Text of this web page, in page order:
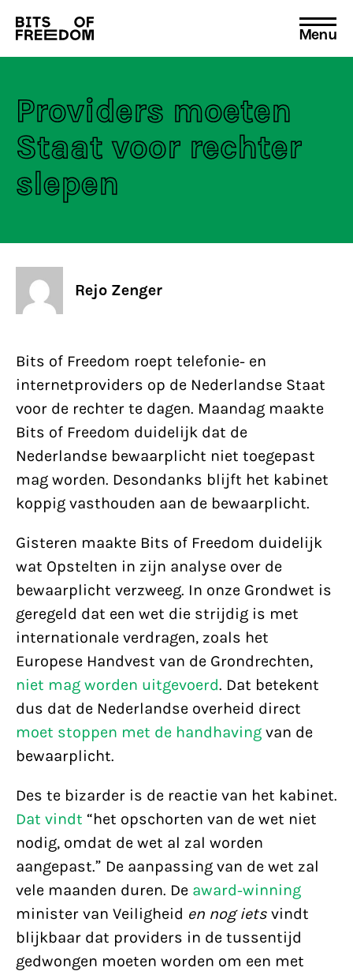
Search
for:
Menu
Providers moeten
Staat voor rechter
slepen
Rejo Zenger
Bits of Freedom roept telefonie- en
internetproviders op de Nederlandse Staat
voor de rechter te dagen. Maandag maakte
Bits of Freedom duidelijk dat de
Nederlandse bewaarplicht niet toegepast
mag worden. Desondanks blijft het kabinet
koppig vasthouden aan de bewaarplicht.
Gisteren maakte Bits of Freedom duidelijk
wat Opstelten in zijn analyse over de
bewaarplicht verzweeg. In onze Grondwet is
geregeld dat een wet die strijdig is met
internationale verdragen, zoals het
Europese Handvest van de Grondrechten,
niet mag worden uitgevoerd. Dat betekent
dus dat de Nederlandse overheid direct
moet stoppen met de handhaving van de
bewaarplicht.
Des te bizarder is de reactie van het kabinet.
Dat vindt “het opschorten van de wet niet
nodig, omdat de wet al zal worden
aangepast.” De aanpassing van de wet zal
vele maanden duren. De award-winning
minister van Veiligheid en nog iets vindt
blijkbaar dat providers in de tussentijd
gedwongen moeten worden om een met